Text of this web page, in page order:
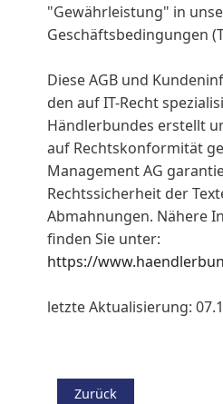
"Gewährleistung" in
Geschäftsbedingungen
Diese AGB und
den auf IT-Recht
Händlerbundes erstellt
auf Rechtskonformität
Management AG
Rechtssicherheit der
Abmahnungen. Nähere
finden Sie unter:
https://
letzte Aktualisierung:
Zurück